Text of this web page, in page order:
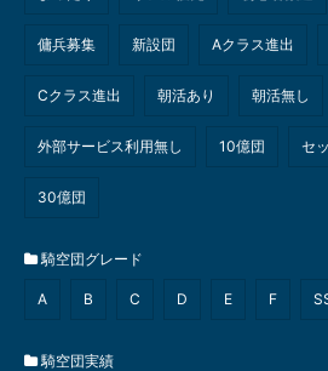
傭兵募集 新設団 Aクラス進出
Cクラス進出 朝活あり 朝活無し
外部サービス利用無し 10億団 セ
30億団
騎空団グレード
A B C D E F
騎空団実績